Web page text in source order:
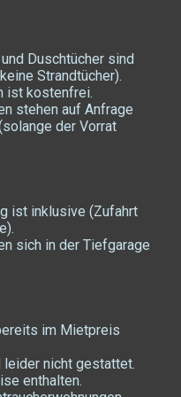
Duschtücher sind
Strandtücher).
ist kostenfrei.
stehen auf Anfrage
der Vorrat
ist inklusive (Zufahrt
sich in der Tiefgarage
im Mietpreis
leider nicht gestattet.
enthalten.